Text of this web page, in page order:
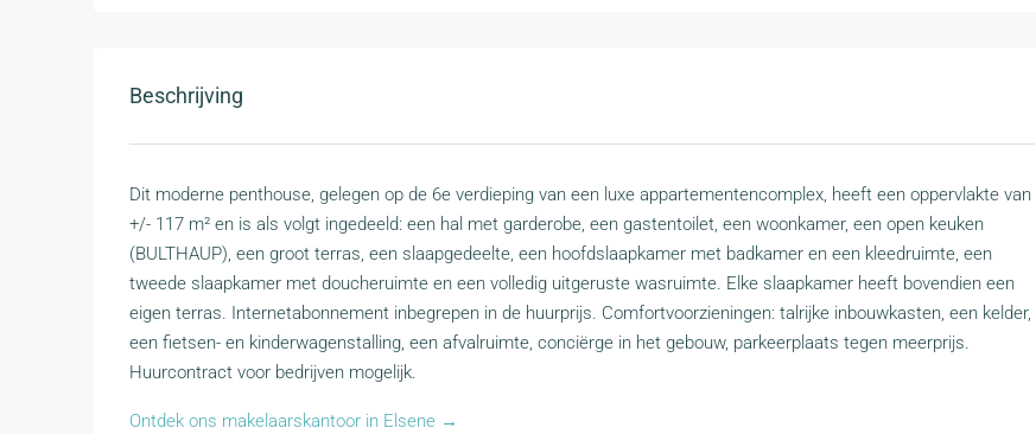
Beschrijving
Dit moderne penthouse, gelegen op de 6e verdieping van een luxe appartementencomplex, heeft een oppervlakte van
+/- 117 m² en is als volgt ingedeeld: een hal met garderobe, een gastentoilet, een woonkamer, een open keuken
(BULTHAUP), een groot terras, een slaapgedeelte, een hoofdslaapkamer met badkamer en een kleedruimte, een
tweede slaapkamer met doucheruimte en een volledig uitgeruste wasruimte. Elke slaapkamer heeft bovendien een
eigen terras. Internetabonnement inbegrepen in de huurprijs. Comfortvoorzieningen: talrijke inbouwkasten, een kelder,
een fietsen- en kinderwagenstalling, een afvalruimte, conciërge in het gebouw, parkeerplaats tegen meerprijs.
Huurcontract voor bedrijven mogelijk.
Ontdek ons makelaarskantoor in Elsene →